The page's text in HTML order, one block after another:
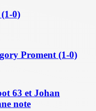
0)
Proment (1-0)
63 et Johan
note